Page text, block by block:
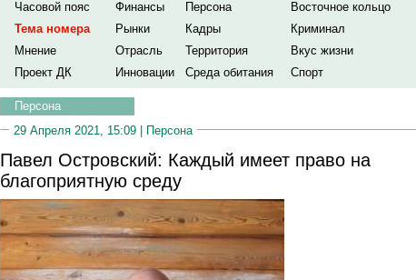
Часовой пояс
Финансы Персона
Восточное кольцо
Тема номера
Рынки Кадры
Криминал
Мнение
Отрасль Территория
Вкус жизни
Проект ДК
Инновации Среда обитания Спорт
Персона
29 Апреля 2021, 15:09 | Персона
Павел Островский: Каждый имеет право на
благоприятную среду